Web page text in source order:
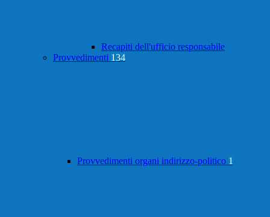
Recapiti dell'ufficio responsabile
Provvedimenti 134
Provvedimenti organi indirizzo-politico 1